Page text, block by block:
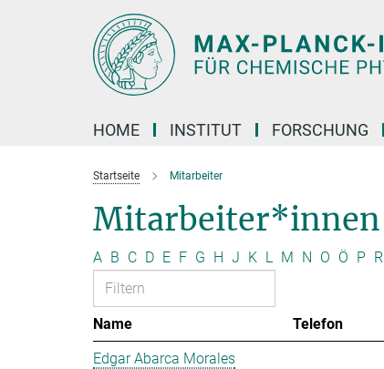
HOME INSTITUT FORSCHUNG
Startseite Mitarbeiter
Mitarbeiter*innen
A B C D E F G H J K L M N O Ö P R
Name Telefon
Edgar Abarca Morales